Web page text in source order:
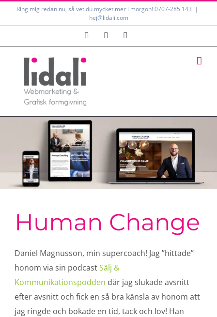
FortsättRing mig redan nu, så vet du mycket mer i morgon! 0707-285 143 |
hej@lidali.com
InstagramLinkedIn
Human Change
Daniel Magnusson, min supercoach! Jag ”hittade”
honom via sin podcastSälj &
Kommunikationspodden där jag slukade avsnitt
efter avsnitt och fick en så bra känsla av honom att
jag ringde och bokade en tid, tack och lov! Han